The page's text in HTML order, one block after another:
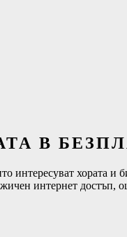
В
хората и
интернет